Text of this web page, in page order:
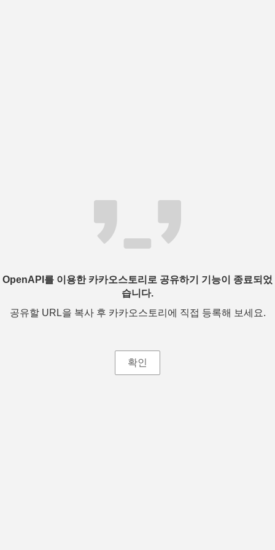
OpenAPI를 이용한 카카오스토리로 공유하기 기능이 종료되었
습니다.
공유할 URL을 복사 후 카카오스토리에 직접 등록해 보세요.
확인